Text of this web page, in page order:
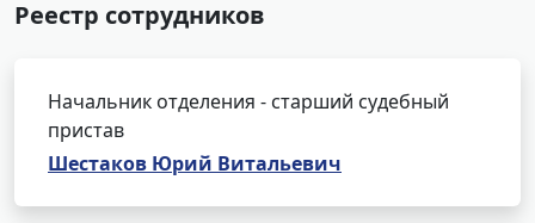
Реестр сотрудников
Начальник отделения - старший судебный
пристав
Шестаков Юрий Витальевич